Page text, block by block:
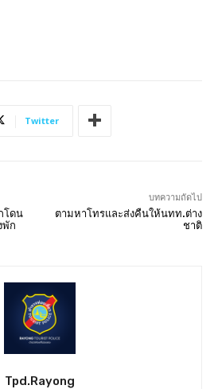
Twitter
โดน
พัก
บทความถัดไป
ตามหาโทรและส่งคืนให้นทท.ต่าง
ชาติ
Tpd.rayong